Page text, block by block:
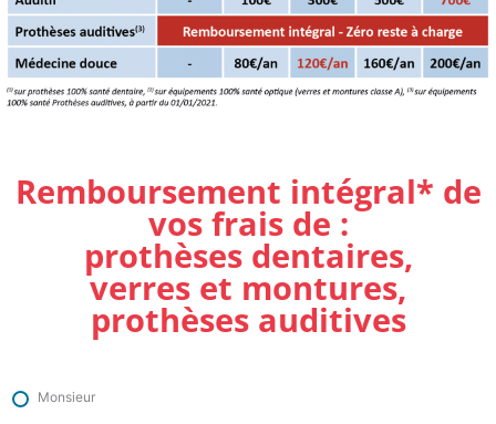
Remboursement intégral* de
vos frais de :
prothèses dentaires,
verres et montures,
prothèses auditives
Monsieur